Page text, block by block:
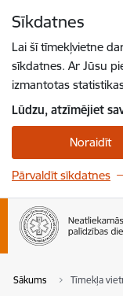
Sīkdatnes
Lai šī tīmekļvietne
sīkdatnes. Ar Jūsu
izmantotas
Lūdzu, atzīmējiet
Noraidīt
Pārvaldīt sīkdatnes
Sākums Tīmekļa